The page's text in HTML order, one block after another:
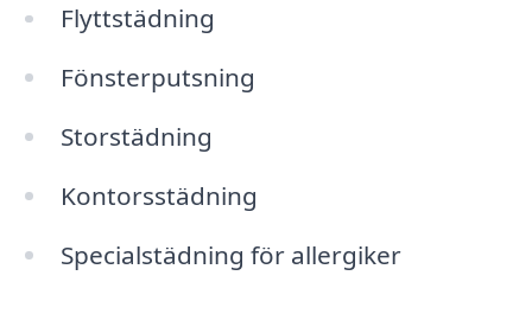
Flyttstädning
Fönsterputsning
Storstädning
Kontorsstädning
Specialstädning för allergiker